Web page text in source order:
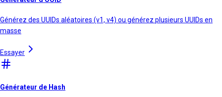
Générez des UUIDs aléatoires (v1, v4) ou générez plusieurs UUIDs en
masse
Essayer
Générateur de Hash